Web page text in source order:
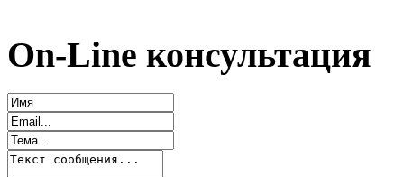
On-Line консультация